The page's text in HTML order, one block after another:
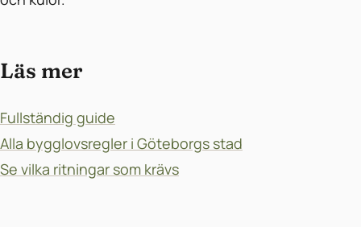
Läs mer
Fullständig guide
Alla bygglovsregler i Göteborgs stad
Se vilka ritningar som krävs